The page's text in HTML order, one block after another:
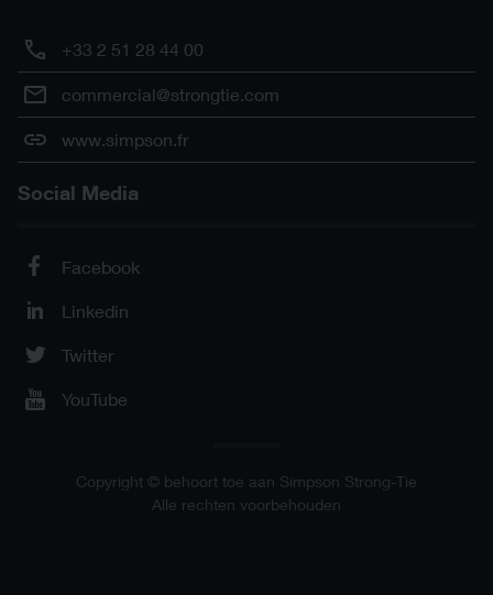
+33 2 51 28 44 00
commercial@strongtie.com
www.simpson.fr
Social Media
Facebook
Linkedin
Twitter
YouTube
Copyright © behoort toe aan Simpson Strong-Tie
Alle rechten voorbehouden